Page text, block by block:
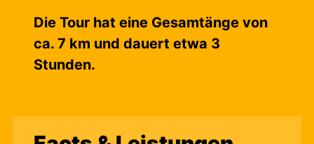
Die Tour hat eine Gesamtänge von
ca. 7 km und dauert etwa 3
Stunden.